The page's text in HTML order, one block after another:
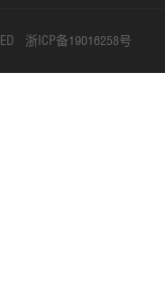
浙ICP备19016258号